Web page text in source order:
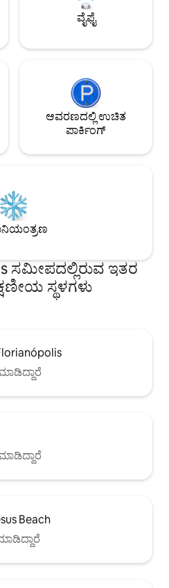
ನಿಮಗಾಗಿ
ವೈಫೈ
ಆವರಣದಲ್ಲಿ ಉಚಿತ
ಪಾರ್ಕಿಂಗ್
ಸಮೀಪದಲ್ಲಿರುವ ಇತರ
ಸ್ಥಳಗಳು
Beach